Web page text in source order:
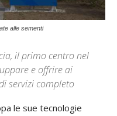
alle sementi
il primo centro nel
e offrire ai
servizi completo
le sue tecnologie